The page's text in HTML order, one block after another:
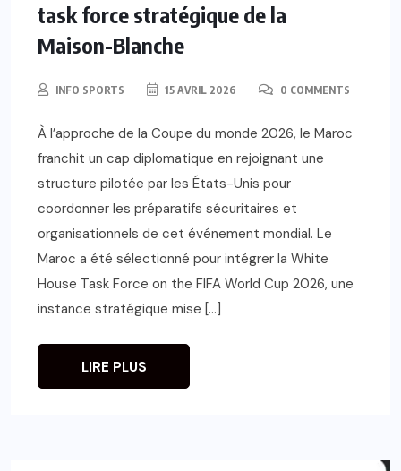
task force stratégique de la
Maison-Blanche
INFO SPORTS 15 AVRIL 2026 0 COMMENTS
À l’approche de la Coupe du monde 2026, le Maroc
franchit un cap diplomatique en rejoignant une
structure pilotée par les États-Unis pour
coordonner les préparatifs sécuritaires et
organisationnels de cet événement mondial. Le
Maroc a été sélectionné pour intégrer la White
House Task Force on the FIFA World Cup 2026, une
instance stratégique mise […]
LIRE PLUS